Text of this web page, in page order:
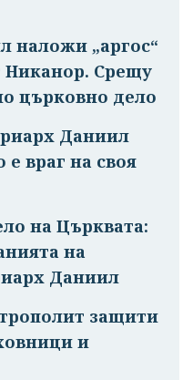
от
наложи „аргос“
Срещу
църковно дело
Даниил
враг на своя
на Църквата:
на
Даниил
защити
и